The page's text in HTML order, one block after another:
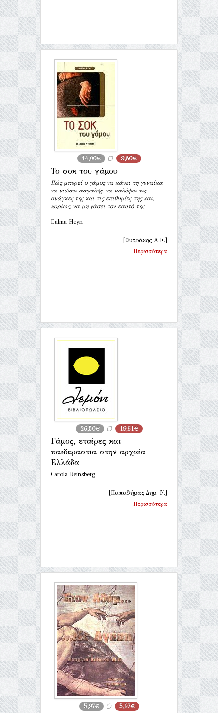
14,00€ 9,80€
Το σοκ του γάμου
Πώς μπορεί ο γάμος να κάνει τη γυναίκα
να νιώσει ασφαλής, να καλύψει τις
ανάγκες της και τις επιθυμίες της και,
κυρίως, να μη χάσει τον εαυτό της
Dalma Heyn
[Φυτράκης Α.Ε.]
Περισσότερα
26,50€ 19,61€
Γάμος, εταίρες και
παιδεραστία στην αρχαία
Ελλάδα
Carola Reinsberg
[Παπαδήμας Δημ. Ν.]
Περισσότερα
5,97€ 5,97€